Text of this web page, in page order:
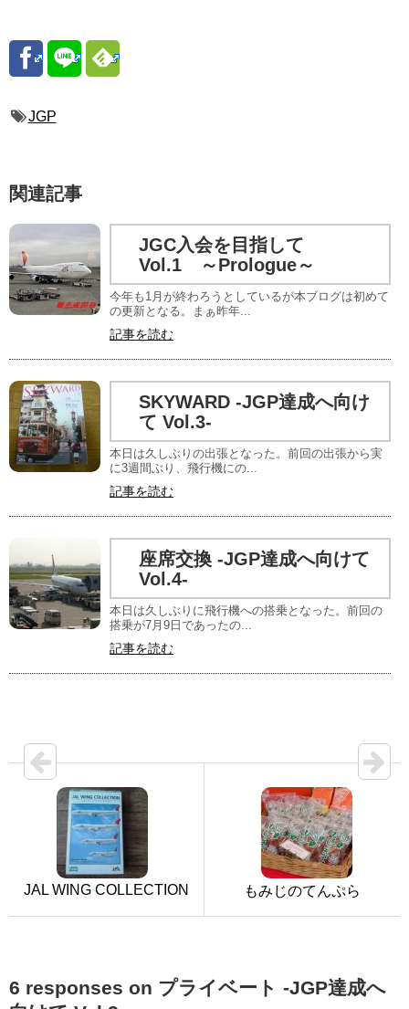
JGP
関連記事
JGC入会を目指して
Vol.1 ～Prologue～
今年も1月が終わろうとしているが本ブログは初めて
の更新となる。まぁ昨年...
記事を読む
SKYWARD -JGP達成へ向け
て Vol.3-
本日は久しぶりの出張となった。前回の出張から実
に3週間ぶり、飛行機にの...
記事を読む
座席交換 -JGP達成へ向けて
Vol.4-
本日は久しぶりに飛行機への搭乗となった。前回の
搭乗が7月9日であったの...
記事を読む
JAL WING COLLECTION もみじのてんぷら
6 responses on プライベート -JGP達成へ